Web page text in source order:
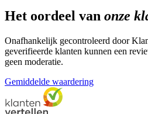
Het oordeel van onze
Onafhankelijk gecontroleerd door
geverifieerde klanten kunnen een
geen moderatie.
Gemiddelde waardering